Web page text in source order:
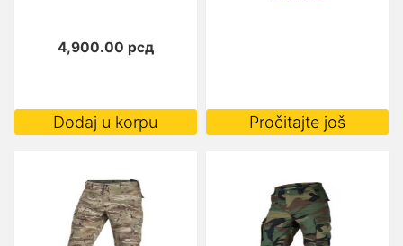
4,900.00 рсд
Dodaj u korpu Pročitajte još